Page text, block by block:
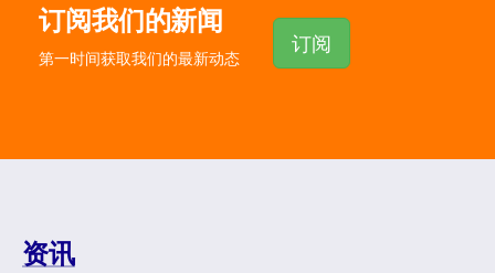
订阅我们的新闻
第一时间获取我们的最新动态
订阅
资讯